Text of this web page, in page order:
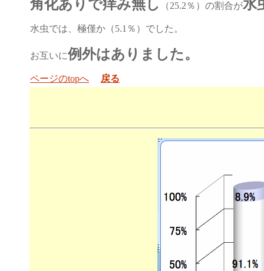
角化ありで痒み無し （25.2％）の割合が水
水虫では、極僅か（5.1％）でした。
お互いに例外はありました。
ページのtopへ 戻る